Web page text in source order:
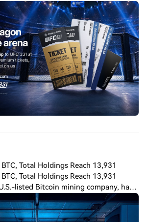
tickets for 2 ◾ Flights to LA ($1,000
accommod
Total Holdings Reach 13,931
Total Holdings Reach 13,931
listed Bitcoin mining company, has
by adding seven Bitcoin, bringing its
$BTC,